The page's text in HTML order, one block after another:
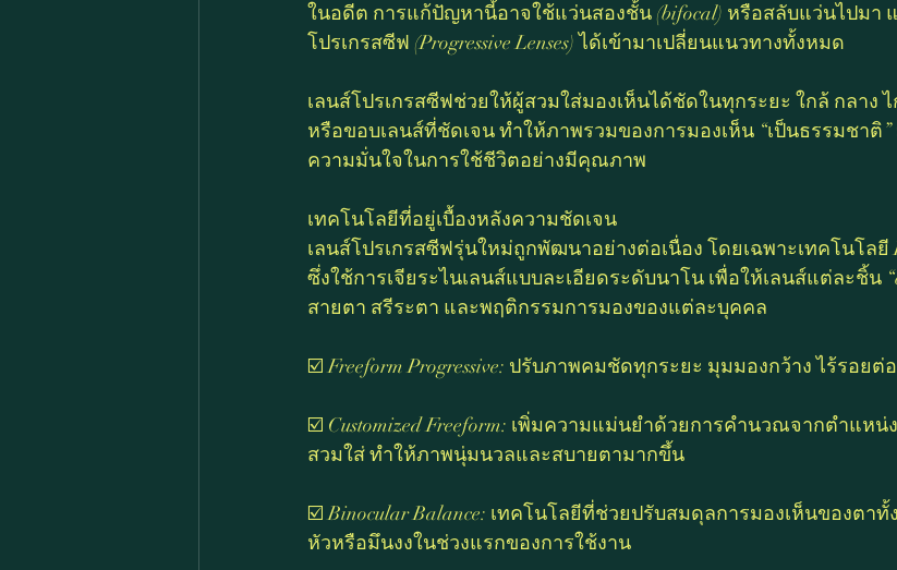
ในอดีต การแก้ปัญหานี้อาจใช้แว่นสองชั้น (bifocal) หรือสลับแว่นไปมา
โปรเกรสซีฟ (Progressive Lenses) ได้เข้ามาเปลี่ยนแนวทางทั้งหมด
เลนส์โปรเกรสซีฟช่วยให้ผู้สวมใส่มองเห็นได้ชัดในทุกระยะ ใกล้ กลาง
หรือขอบเลนส์ที่ชัดเจน ทำให้ภาพรวมของการมองเห็น “เป็นธรรมชาติ
ความมั่นใจในการใช้ชีวิตอย่างมีคุณภาพ
เทคโนโลยีที่อยู่เบื้องหลังความชัดเจน
เลนส์โปรเกรสซีฟรุ่นใหม่ถูกพัฒนาอย่างต่อเนื่อง โดยเฉพาะเทคโนโลยี
ซึ่งใช้การเจียระไนเลนส์แบบละเอียดระดับนาโน เพื่อให้เลนส์แต่ละชิ้น
สายตา สรีระตา และพฤติกรรมการมองของแต่ละบุคคล
☑️ Freeform Progressive: ปรับภาพคมชัดทุกระยะ มุมมองกว้าง ไร้รอยต่
☑️ Customized Freeform: เพิ่มความแม่นยำด้วยการคำนวณจากตำแห
สวมใส่ ทำให้ภาพนุ่มนวลและสบายตามากขึ้น
☑️ Binocular Balance: เทคโนโลยีที่ช่วยปรับสมดุลการมองเห็นของตาทั้
หัวหรือมึนงงในช่วงแรกของการใช้งาน